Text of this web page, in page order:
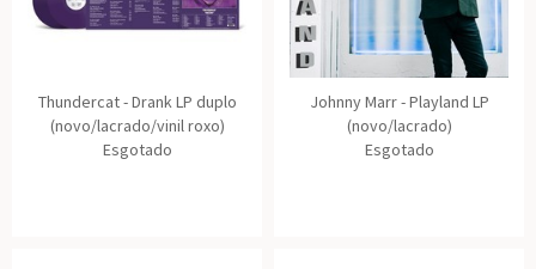
Thundercat - Drank LP duplo
(novo/lacrado/vinil roxo)
Esgotado
Johnny Marr - Playland LP
(novo/lacrado)
Esgotado